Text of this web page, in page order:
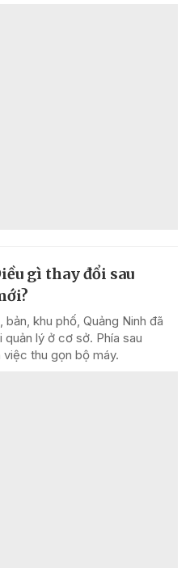
gì thay đổi sau
khu phố, Quảng Ninh đã
lý ở cơ sở. Phía sau
thu gọn bộ máy.